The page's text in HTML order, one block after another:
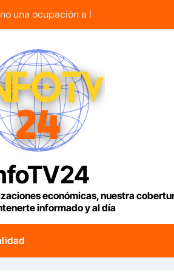
una ocupación a la fuerza
3-2 a Bravos en 10 innings tras
contra la industria militar en
una tasa de 5% y se analiza
exjuex Afiuni
de Colombia para el periodo
valor lunes 10 de agosto de 2026
económicas, nuestra
informado y al día